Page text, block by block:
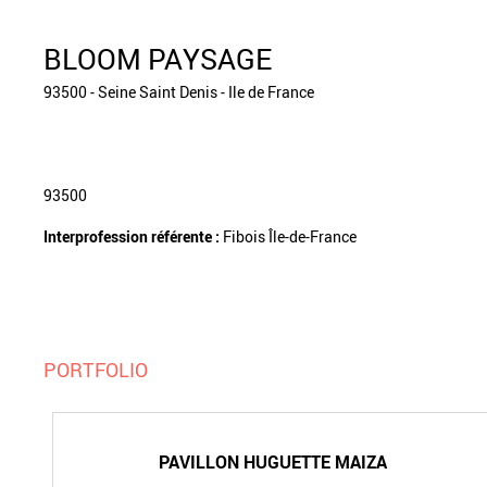
BLOOM PAYSAGE
93500 - Seine Saint Denis - Ile de France
93500
Interprofession référente : Fibois Île-de-France
PORTFOLIO
PAVILLON HUGUETTE MAIZA